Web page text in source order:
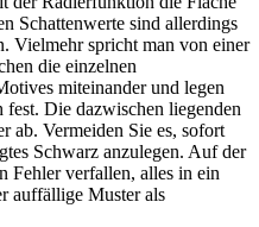
Schattenwerte sind allerdings
Vielmehr spricht man von einer
die einzelnen
miteinander und legen
fest. Die dazwischen liegenden
ab. Vermeiden Sie es, sofort
Schwarz anzulegen. Auf der
Fehler verfallen, alles in ein
auffällige Muster als